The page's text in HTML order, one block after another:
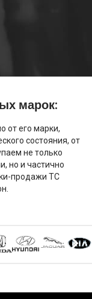
марок:
от его марки,
состояния, от
не только
но и частично
продажи ТС